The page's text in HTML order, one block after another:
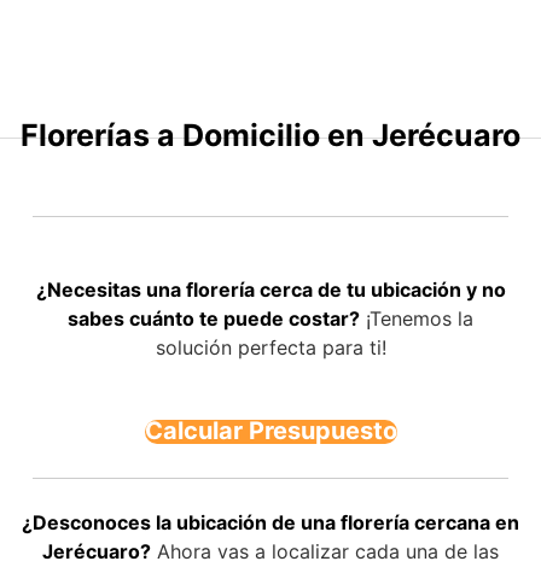
Florerías a Domicilio en Jerécuaro
¿Necesitas una florería cerca de tu ubicación y no
sabes cuánto te puede costar? ¡Tenemos la
solución perfecta para ti!
Calcular Presupuesto
¿Desconoces la ubicación de una florería cercana en
Jerécuaro? Ahora vas a localizar cada una de las